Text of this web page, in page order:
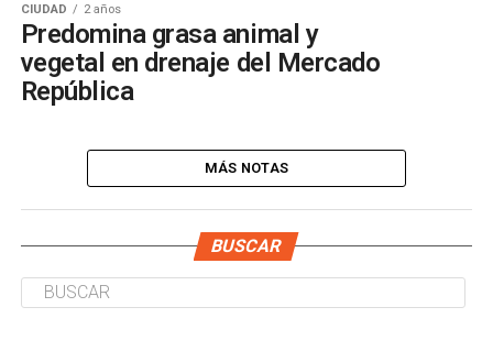
CIUDAD 2 años
Predomina grasa animal y
vegetal en drenaje del Mercado
República
MÁS NOTAS
BUSCAR